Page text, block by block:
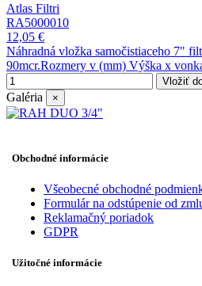
Atlas Filtri
RA5000010
12,05 €
Náhradná vložka samočistiaceho 7"
90mcr.Rozmery v (mm) Výška x
Vložiť
Galéria ×
Obchodné informácie
Všeobecné obchodné
Formulár na odstúpenie od
Reklamačný poriadok
GDPR
Užitočné informácie